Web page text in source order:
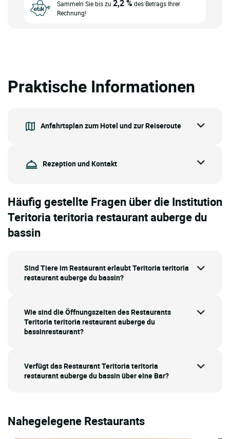
Sammeln Sie bis zu 2,2 %des Betrags Ihrer
Rechnung!
Praktische Informationen
Anfahrtsplan zum Hotel und zur Reiseroute
Rezeption und Kontakt
Häufig gestellte Fragen über die Institution
Teritoria teritoria restaurant auberge du
bassin
Sind Tiere im Restaurant erlaubt Teritoria teritoria
restaurant auberge du bassin?
Wie sind die Öffnungszeiten des Restaurants
Teritoria teritoria restaurant auberge du
bassinrestaurant?
Verfügt das Restaurant Teritoria teritoria
restaurant auberge du bassin über eine Bar?
Nahegelegene Restaurants